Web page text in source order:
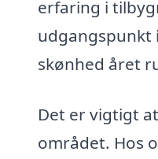
erfaring i
udgangspunkt
skønhed året
Det er vigtigt
området. Hos